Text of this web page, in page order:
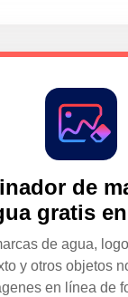
de
gratis
de agua,
y otros objetos
en línea de